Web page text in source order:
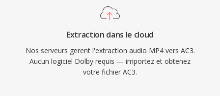
Extraction dans le cloud
Nos serveurs gerent l'extraction audio MP4 vers AC3.
Aucun logiciel Dolby requis — importez et obtenez
votre fichier AC3.